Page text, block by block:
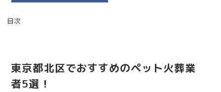
目次
東京都北区でおすすめのペット火葬業
者5選！